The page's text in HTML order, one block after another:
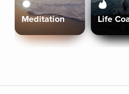
Meditation Life